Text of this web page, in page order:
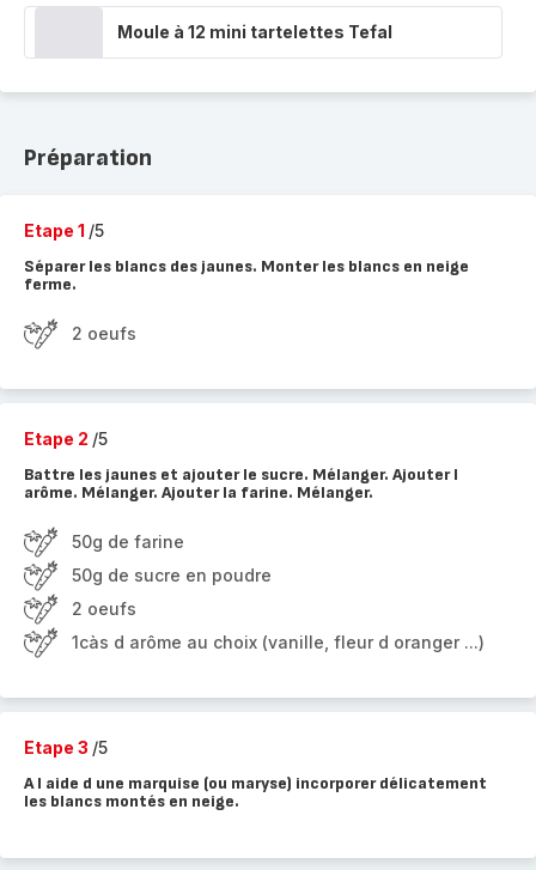
Moule à 12 mini tartelettes Tefal
Préparation
Etape 1 /5
Séparer les blancs des jaunes. Monter les blancs en neige
ferme.
2 oeufs
Etape 2 /5
Battre les jaunes et ajouter le sucre. Mélanger. Ajouter l
arôme. Mélanger. Ajouter la farine. Mélanger.
50g de farine
50g de sucre en poudre
2 oeufs
1càs d arôme au choix (vanille, fleur d oranger ...)
Etape 3 /5
A l aide d une marquise (ou maryse) incorporer délicatement
les blancs montés en neige.